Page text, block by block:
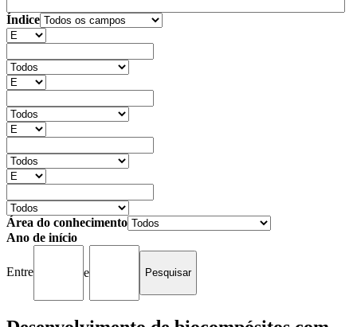
Índice
Área do conhecimento
Ano de início
Entre e